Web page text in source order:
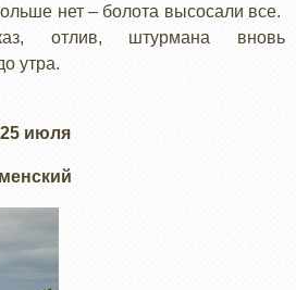
нет – болота высосали все.
отлив, штурмана вновь
утра.
июля